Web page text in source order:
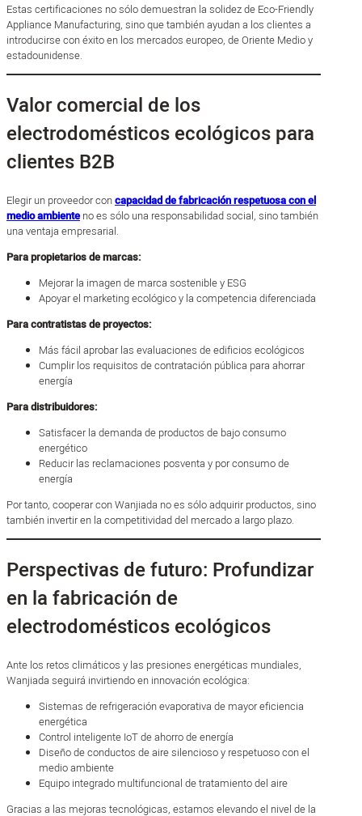
Estas certificaciones no sólo demuestran la solidez de Eco-Friendly
Appliance Manufacturing, sino que también ayudan a los clientes a
introducirse con éxito en los mercados europeo, de Oriente Medio y
estadounidense.
Valor comercial de los
electrodomésticos ecológicos para
clientes B2B
Elegir un proveedor concapacidad de fabricación respetuosa con el
medio ambienteno es sólo una responsabilidad social, sino también
una ventaja empresarial.
Para propietarios de marcas:
Mejorar la imagen de marca sostenible y ESG
Apoyar el marketing ecológico y la competencia diferenciada
Para contratistas de proyectos:
Más fácil aprobar las evaluaciones de edificios ecológicos
Cumplir los requisitos de contratación pública para ahorrar
energía
Para distribuidores:
Satisfacer la demanda de productos de bajo consumo
energético
Reducir las reclamaciones posventa y por consumo de
energía
Por tanto, cooperar con Wanjiada no es sólo adquirir productos, sino
también invertir en la competitividad del mercado a largo plazo.
Perspectivas de futuro: Profundizar
en la fabricación de
electrodomésticos ecológicos
Ante los retos climáticos y las presiones energéticas mundiales,
Wanjiada seguirá invirtiendo en innovación ecológica:
Sistemas de refrigeración evaporativa de mayor eficiencia
energética
Control inteligente IoT de ahorro de energía
Diseño de conductos de aire silencioso y respetuoso con el
medio ambiente
Equipo integrado multifuncional de tratamiento del aire
Gracias a las mejoras tecnológicas, estamos elevando el nivel de la